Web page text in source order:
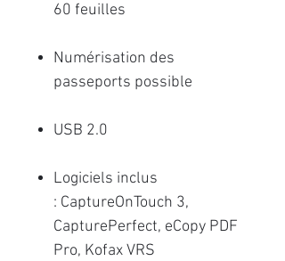
60 feuilles
Numérisation des
passeports possible
USB 2.0
Logiciels inclus
: CaptureOnTouch 3,
CapturePerfect, eCopy PDF
Pro, Kofax VRS